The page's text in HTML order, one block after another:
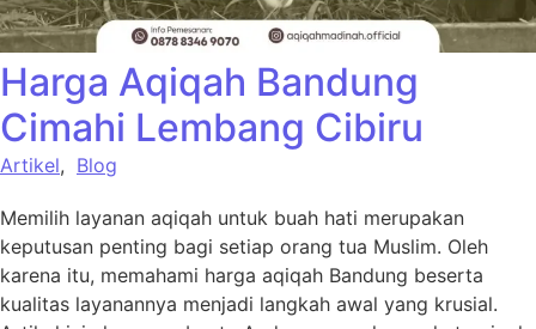
Harga Aqiqah Bandung
Cimahi Lembang Cibiru
Artikel, Blog
Memilih layanan aqiqah untuk buah hati merupakan
keputusan penting bagi setiap orang tua Muslim. Oleh
karena itu, memahami harga aqiqah Bandung beserta
kualitas layanannya menjadi langkah awal yang krusial.